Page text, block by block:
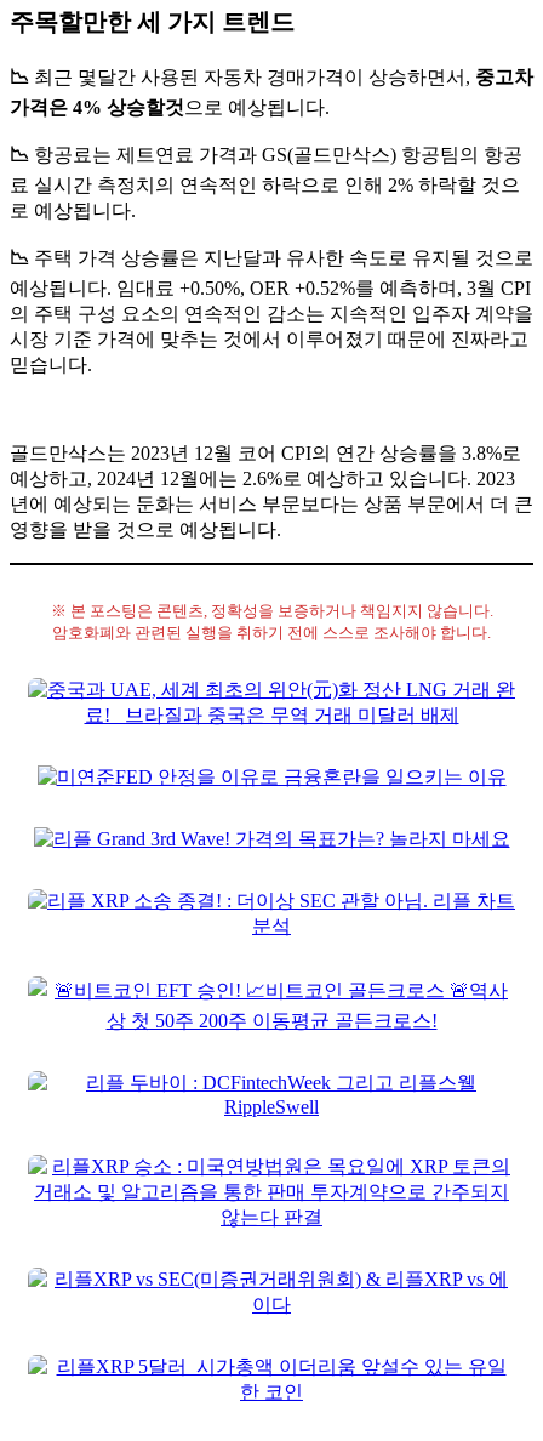
주목할만한 세 가지 트렌드
📉 최근 몇달간 사용된 자동차 경매가격이 상승하면서, 중고차
가격은 4% 상승할것으로 예상됩니다.
📉 항공료는 제트연료 가격과 GS(골드만삭스) 항공팀의 항공
료 실시간 측정치의 연속적인 하락으로 인해 2% 하락할 것으
로 예상됩니다.
📉 주택 가격 상승률은 지난달과 유사한 속도로 유지될 것으로
예상됩니다. 임대료 +0.50%, OER +0.52%를 예측하며, 3월 CPI
의 주택 구성 요소의 연속적인 감소는 지속적인 입주자 계약을
시장 기준 가격에 맞추는 것에서 이루어졌기 때문에 진짜라고
믿습니다.
골드만삭스는 2023년 12월 코어 CPI의 연간 상승률을 3.8%로
예상하고, 2024년 12월에는 2.6%로 예상하고 있습니다. 2023
년에 예상되는 둔화는 서비스 부문보다는 상품 부문에서 더 큰
영향을 받을 것으로 예상됩니다.
※ 본 포스팅은 콘텐츠, 정확성을 보증하거나 책임지지 않습니다.
암호화폐와 관련된 실행을 취하기 전에 스스로 조사해야 합니다.